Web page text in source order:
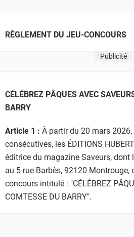
RÈGLEMENT DU JEU-CONCOURS
Publicité
CÉLÉBREZ PÂQUES AVEC
BARRY
Article 1 : À partir du 20 mars
consécutives, les ÉDITIONS
éditrice du magazine Saveurs, dont
au 5 rue Barbès, 92120 Montrouge,
concours intitulé : "CÉLÉBREZ
COMTESSE DU BARRY".